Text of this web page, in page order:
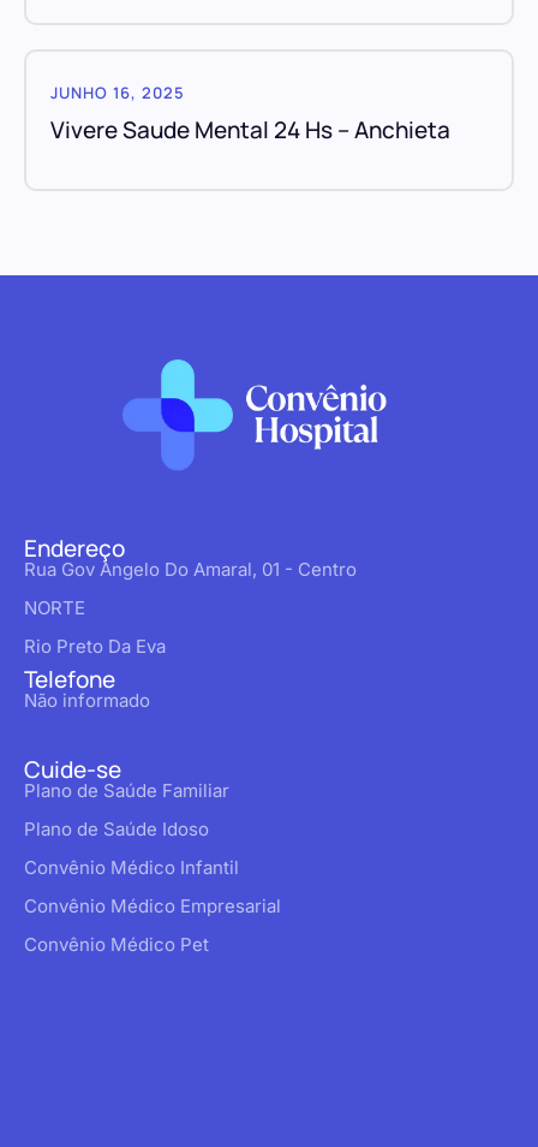
JUNHO 16, 2025
Vivere Saude Mental 24 Hs – Anchieta
Endereço
Rua Gov Angelo Do Amaral, 01 - Centro
NORTE
Rio Preto Da Eva
Telefone
Não informado
Cuide-se
Plano de Saúde Familiar
Plano de Saúde Idoso
Convênio Médico Infantil
Convênio Médico Empresarial
Convênio Médico Pet